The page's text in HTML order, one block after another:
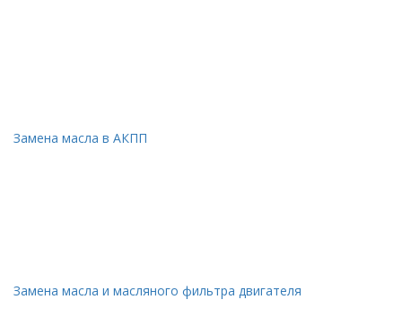
Замена масла в АКПП
Замена масла и масляного фильтра двигателя